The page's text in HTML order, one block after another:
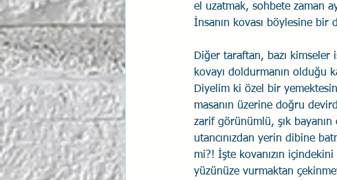
el uzatmak, sohbete zaman
İnsanın kovası böylesine
Diğer taraftan, bazı kimseler
kovayı doldurmanın olduğu
Diyelim ki özel bir
masanın üzerine doğru
zarif görünümlü, şık
utancınızdan yerin dibine
mi?! İşte kovanızın içindekini
yüzünüze vurmaktan